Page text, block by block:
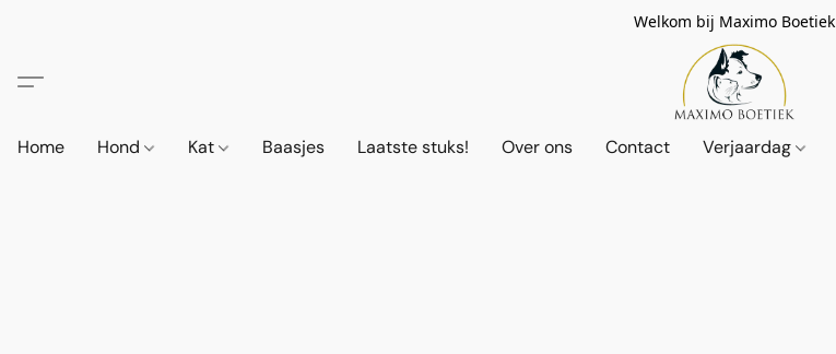
Welkom bij Maximo Boetiek
Home Hond Kat Baasjes Laatste stuks! Over ons Contact Verjaardag